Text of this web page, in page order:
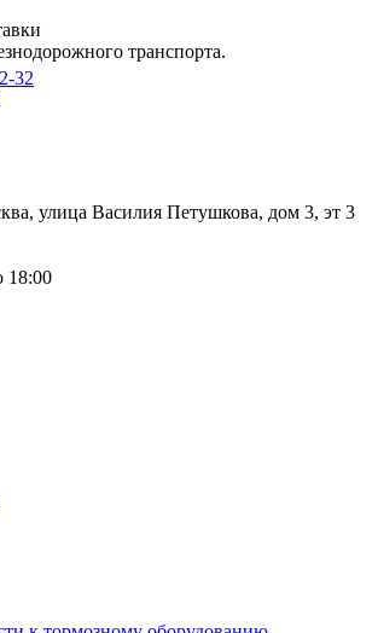
транспорта.
32
улица Василия Петушкова, дом 3, эт 3
18:00